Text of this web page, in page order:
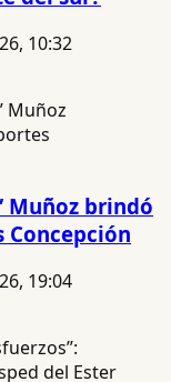
10:32
Muñoz brindó
Concepción
19:04